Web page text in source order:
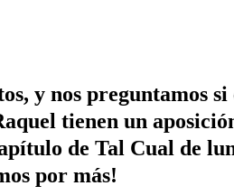
y nos preguntamos si
tienen un
de Tal Cual de
por más!